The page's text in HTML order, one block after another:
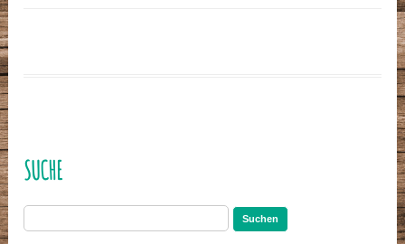
SUCHE
nach: